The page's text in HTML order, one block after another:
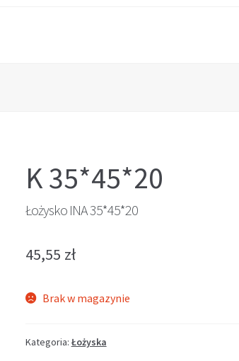
K 35*45*20
Łożysko INA 35*45*20
45,55 zł
Brak w magazynie
Kategoria: Łożyska